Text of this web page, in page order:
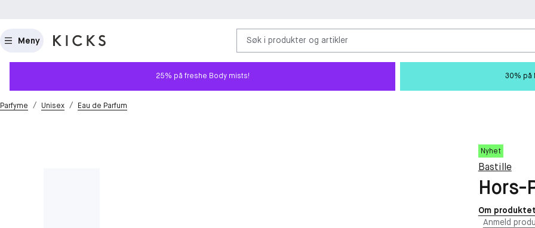
Meny Søk i produkter og artikler
25% på freshe Body mists! 30% på
Parfyme / Unisex / Eau de Parfum
Nyhet
Bastille
Hors-
Om produktet
Anmeld